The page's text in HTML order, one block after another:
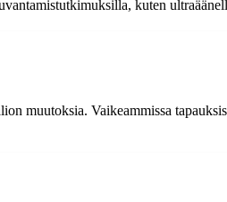
kuten
muutoksia. Vaikeammissa